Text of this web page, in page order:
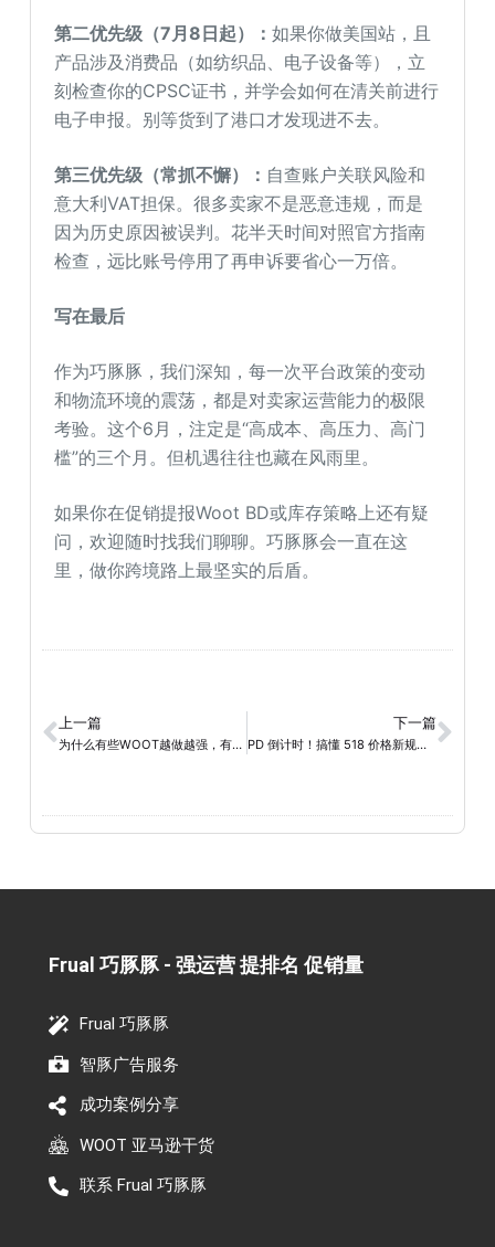
第二优先级（7月8日起）：如果你做美国站，且
产品涉及消费品（如纺织品、电子设备等），立
刻检查你的CPSC证书，并学会如何在清关前进行
电子申报。别等货到了港口才发现进不去。
第三优先级（常抓不懈）： 自查账户关联风险和
意大利VAT担保。很多卖家不是恶意违规，而是
因为历史原因被误判。花半天时间对照官方指南
检查，远比账号停用了再申诉要省心一万倍。
写在最后
作为巧豚豚，我们深知，每一次平台政策的变动
和物流环境的震荡，都是对卖家运营能力的极限
考验。这个6月，注定是“高成本、高压力、高门
槛”的三个月。但机遇往往也藏在风雨里。
如果你在促销提报Woot BD或库存策略上还有疑
问，欢迎随时找我们聊聊。巧豚豚会一直在这
里，做你跨境路上最坚实的后盾。
上一篇
为什么有些WOOT越做越强，有些却只是“冲7天销量”？
下一篇
PD 倒计时！搞懂 518 价格新规，附 Woot BD 全周期抢单策略
Frual 巧豚豚 - 强运营 提排名 促销量​
Frual 巧豚豚
智豚广告服务
成功案例分享
WOOT 亚马逊干货
联系 Frual 巧豚豚